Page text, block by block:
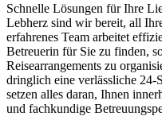
Schnelle Lösungen für Ihre
Lebherz sind wir bereit, all
erfahrenes Team arbeitet
Betreuerin für Sie zu finden,
Reisearrangements zu
dringlich eine verlässliche 24-
setzen alles daran, Ihnen
und fachkundige